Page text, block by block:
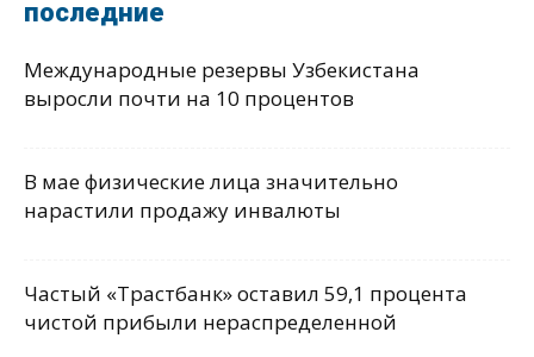
последние
Международные резервы Узбекистана
выросли почти на 10 процентов
В мае физические лица значительно
нарастили продажу инвалюты
Частый «Трастбанк» оставил 59,1 процента
чистой прибыли нераспределенной